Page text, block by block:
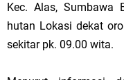
Kec. Alas, Sumbawa
hutan Lokasi dekat
sekitar pk. 09.00 wita.